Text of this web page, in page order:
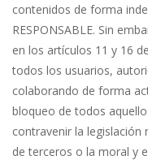
contenidos de forma
RESPONSABLE. Sin
en los artículos 11 y 16
todos los usuarios,
colaborando de forma
bloqueo de todos
contravenir la legislación
de terceros o la moral y